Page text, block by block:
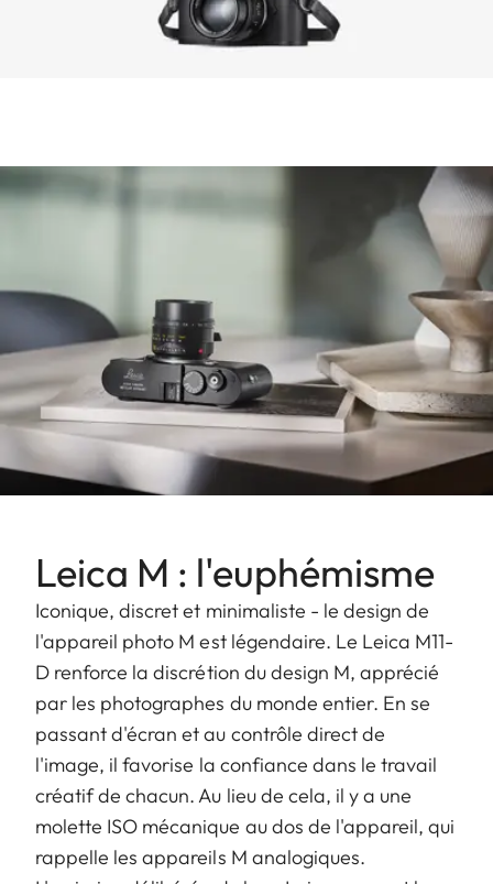
Leica M : l'euphémisme
Iconique, discret et minimaliste - le design de
l'appareil photo M est légendaire. Le Leica M11-
D renforce la discrétion du design M, apprécié
par les photographes du monde entier. En se
passant d'écran et au contrôle direct de
l'image, il favorise la confiance dans le travail
créatif de chacun. Au lieu de cela, il y a une
molette ISO mécanique au dos de l'appareil, qui
rappelle les appareils M analogiques.